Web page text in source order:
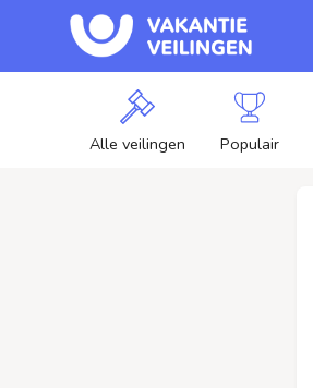
Alle veilingen Populair